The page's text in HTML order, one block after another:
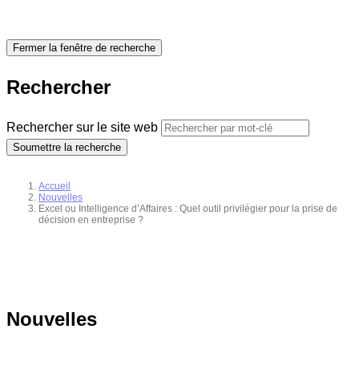
Fermer la fenêtre de recherche
Rechercher
Rechercher sur le site web
Soumettre la recherche
Accueil
Nouvelles
Excel ou Intelligence d’Affaires : Quel outil privilégier pour la prise de
décision en entreprise ?
Nouvelles